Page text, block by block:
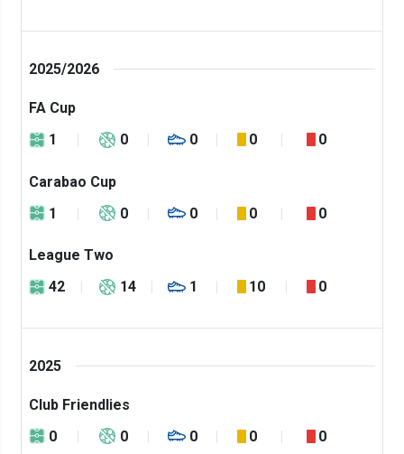
2025/2026
FA Cup
1
0 0 0 0
Carabao Cup
1
0 0 0 0
League Two
42
14 1 10 0
2025
Club Friendlies
0
0 0 0 0